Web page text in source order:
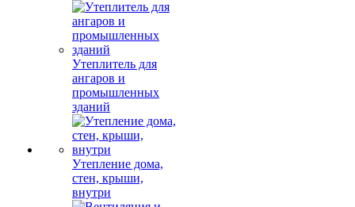
Утеплитель для
ангаров и
промышленных
зданий
Утепление дома,
стен, крыши,
внутри